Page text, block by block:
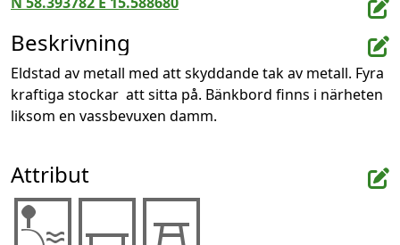
Beskrivning
Eldstad av metall med att skyddande tak av metall. Fyra
kraftiga stockar  att sitta på. Bänkbord finns i närheten
liksom en vassbevuxen damm.
Attribut